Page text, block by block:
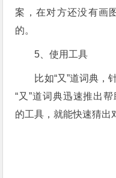
案，在对方还没有画
的。
5、使用工具
比如“又”道词典，
“又”道词典迅速推出
的工具，就能快速猜出